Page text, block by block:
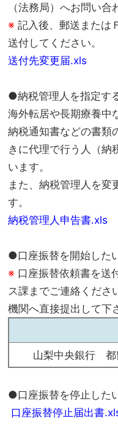
（法務局）へお問い合
※ 記入後、郵送また
送付してください。
送付先変更届.xls
●納税管理人を指定す
海外転居や長期療養中
納税通知書などの書類
きに代理で行う人（納
います。
また、納税管理人を変
す。
納税管理人申告書.xls
●口座振替を開始した
※ 口座振替依頼書を送
ス課までご連絡くださ
機関へ直接提出して下
振替でき
山梨中央銀行
●口座振替を停止した
口座振替停止届出書